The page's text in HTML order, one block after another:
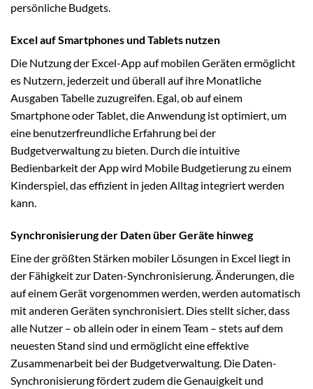
persönliche Budgets.
Excel auf Smartphones und Tablets nutzen
Die Nutzung der Excel-App auf mobilen Geräten ermöglicht
es Nutzern, jederzeit und überall auf ihre Monatliche
Ausgaben Tabelle zuzugreifen. Egal, ob auf einem
Smartphone oder Tablet, die Anwendung ist optimiert, um
eine benutzerfreundliche Erfahrung bei der
Budgetverwaltung zu bieten. Durch die intuitive
Bedienbarkeit der App wird Mobile Budgetierung zu einem
Kinderspiel, das effizient in jeden Alltag integriert werden
kann.
Synchronisierung der Daten über Geräte hinweg
Eine der größten Stärken mobiler Lösungen in Excel liegt in
der Fähigkeit zur Daten-Synchronisierung. Änderungen, die
auf einem Gerät vorgenommen werden, werden automatisch
mit anderen Geräten synchronisiert. Dies stellt sicher, dass
alle Nutzer – ob allein oder in einem Team – stets auf dem
neuesten Stand sind und ermöglicht eine effektive
Zusammenarbeit bei der Budgetverwaltung. Die Daten-
Synchronisierung fördert zudem die Genauigkeit und